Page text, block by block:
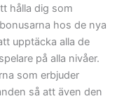
hålla dig som
hos de nya
upptäcka alla de
på alla nivåer.
som erbjuder
så att även den